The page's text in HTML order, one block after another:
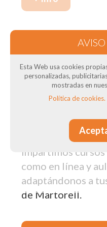
Nuestros cursos
en Martorell:
¿Necesitas el
conductores?
transportista? En
Centro de
impartimos
como en línea y
adaptándonos a
de Martorell.
Esta Web usa cookies
personalizadas,
mostradas en
Política de cookies.